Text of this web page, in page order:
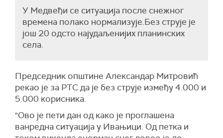
У Медвеђи се ситуација после снежног
времена полако нормализује.Без струје је
још 20 одсто најудаљенијих планинских
села.
Председник општине Александар Митровић
рекао је за РТС да је без струје између 4.000 и
5.000 корисника.
"Ово је пети дан од како је проглашена
ванредна ситуација у Ивањици. Одпетка и